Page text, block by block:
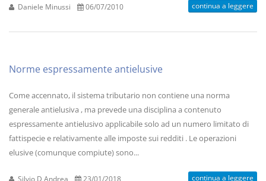
Daniele Minussi 06/07/2010 continua a leggere
Norme espressamente antielusive
Come accennato, il sistema tributario non contiene una norma
generale antielusiva , ma prevede una disciplina a contenuto
espressamente antielusivo applicabile solo ad un numero limitato di
fattispecie e relativamente alle imposte sui redditi . Le operazioni
elusive (comunque compiute) sono...
Silvio D Andrea 23/01/2018 continua a leggere